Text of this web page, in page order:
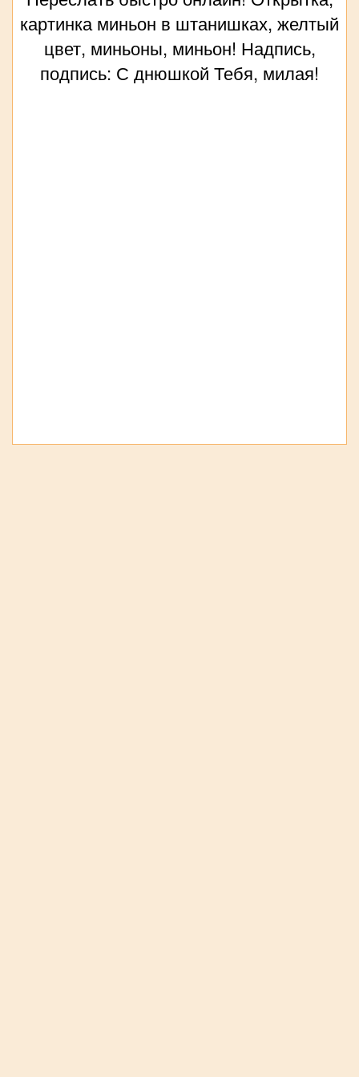
картинка миньон в штанишках, желтый
цвет, миньоны, миньон! Надпись,
подпись: С днюшкой Тебя, милая!